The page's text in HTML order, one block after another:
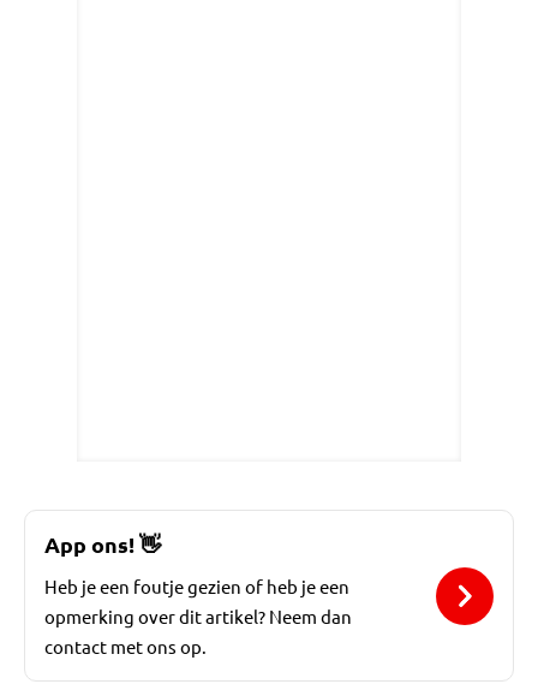
App ons!👋
Heb je een foutje gezien of heb je een
opmerking over dit artikel? Neem dan
contact met ons op.